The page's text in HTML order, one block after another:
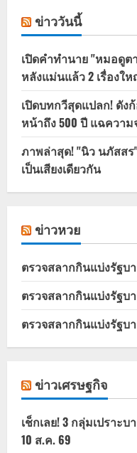
ข่าววันนี้
เปิดคำทำนาย "หมอดูต
หลังแม่นแล้ว 2 เรื่องใ
เปิดบทกวีสุดแปลก! ดัง
หน้าถึง 500 ปี แฉความ
ภาพล่าสุด! "นิว นภัสส
เป็นเสียงเดียวกัน
ข่าวหวย
ตรวจสลากกินแบ่งรัฐบ
ตรวจสลากกินแบ่งรัฐบ
ตรวจสลากกินแบ่งรัฐบ
ข่าวเศรษฐกิจ
เช็กเลย! 3 กลุ่มเปราะ
10 ส.ค. 69